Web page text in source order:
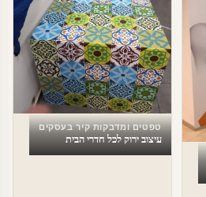
טפטים ומדבקות קיר בעסקים
עיצוב ירוק לכל חדרי הבית